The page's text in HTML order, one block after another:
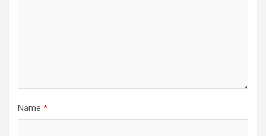
Name *